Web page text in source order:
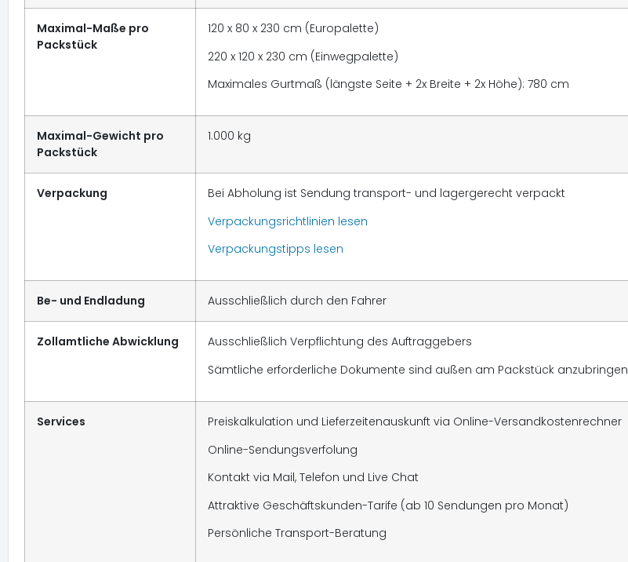
Maximal-Maße pro
Packstück
120 x 80 x 230 cm (Europalette)
220 x 120 x 230 cm (Einwegpalette)
Maximales Gurtmaß (längste Seite + 2x Breite + 2x Höhe): 780 cm
Maximal-Gewicht pro
Packstück
1.000 kg
Verpackung
Bei Abholung ist Sendung transport- und lagergerecht verpackt
Verpackungsrichtlinien lesen
Verpackungstipps lesen
Be- und Endladung Ausschließlich durch den Fahrer
Zollamtliche Abwicklung
Ausschließlich Verpflichtung des Auftraggebers
Sämtliche erforderliche Dokumente sind außen am Packstück anzubringen
Services
Preiskalkulation und Lieferzeitenauskunft via Online-Versandkostenrechner
Online-Sendungsverfolung
Kontakt via Mail, Telefon und Live Chat
Attraktive Geschäftskunden-Tarife (ab 10 Sendungen pro Monat)
Persönliche Transport-Beratung